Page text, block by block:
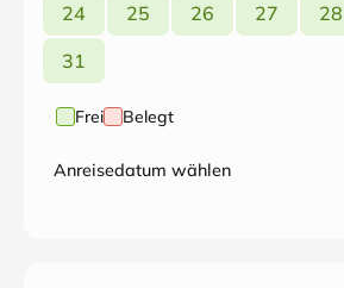
24
25 26 27 28
31
Frei Belegt
Anreisedatum wählen